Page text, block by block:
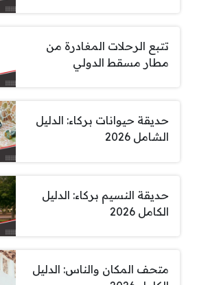
تتبع الرحلات المغادرة من
مطار مسقط الدولي
حديقة حيوانات بركاء: الدليل
الشامل 2026
حديقة النسيم بركاء: الدليل
الكامل 2026
متحف المكان والناس: الدليل